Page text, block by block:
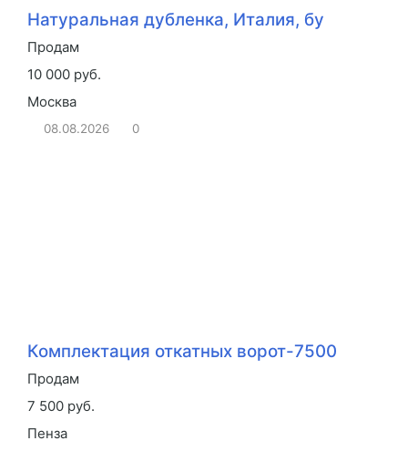
Натуральная дубленка, Италия, бу
Продам
10 000 руб.
Москва
08.08.2026 0
Комплектация откатных ворот-7500
Продам
7 500 руб.
Пенза